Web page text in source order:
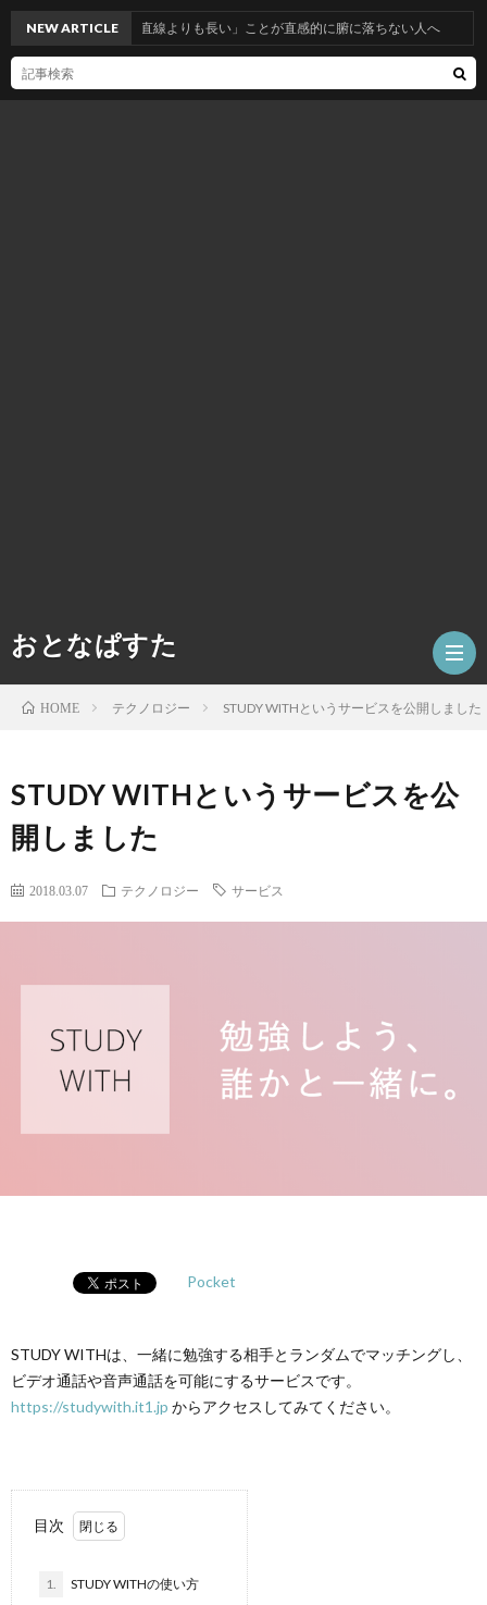
おとなぱすた
NEW ARTICLE
「曲線が直線よりも長い」ことが直感的に腑に落ちない人へ
HOME テクノロジー STUDY WITHというサービスを公開しました
STUDY WITHというサービスを公
開しました
2018.03.07 テクノロジー サービス
Pocket
STUDY WITHは、一緒に勉強する相手とランダムでマッチングし、
ビデオ通話や音声通話を可能にするサービスです。
https://studywith.it1.jp からアクセスしてみてください。
目次
1. STUDY WITHの使い方